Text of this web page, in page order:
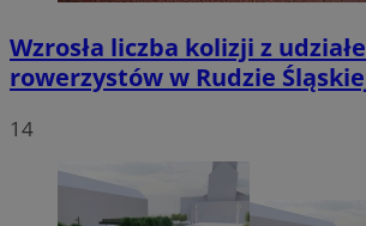
Wzrosła liczba kolizji z
rowerzystów w Rudzie
14